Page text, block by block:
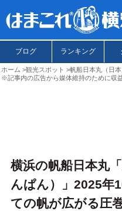
ブログ ランキング
ホーム 観光スポット
帆船日本丸（日
※記事内の広告から媒体維持のために収
横浜の帆船日本丸
んぱん）」2025年
ての帆が広がる圧